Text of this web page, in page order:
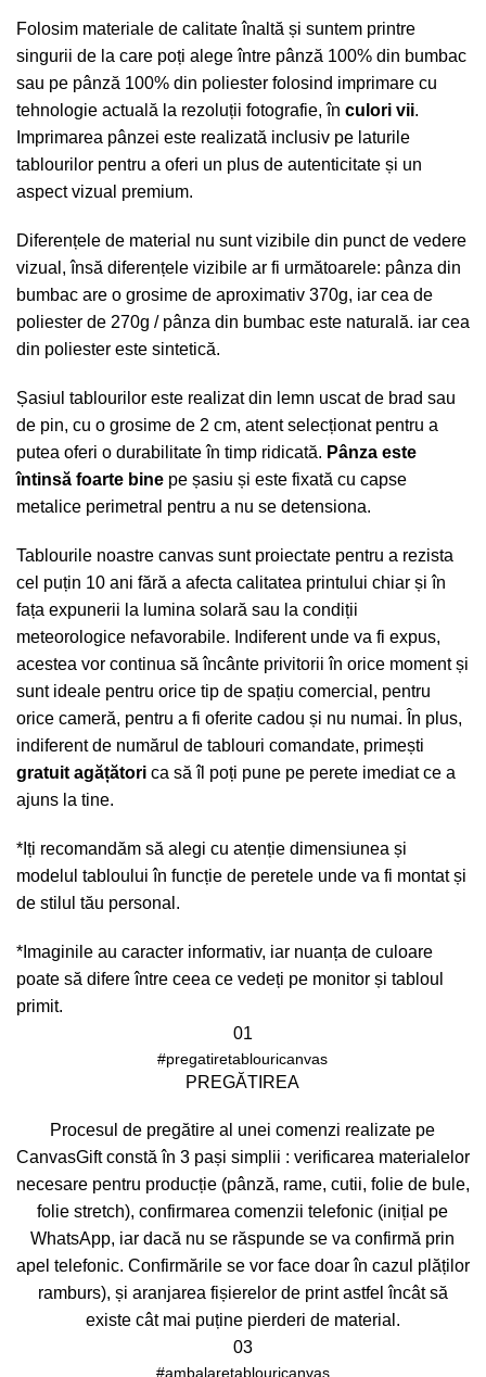
Folosim materiale de calitate înaltă și suntem printre
singurii de la care poți alege între pânză 100% din bumbac
sau pe pânză 100% din poliester folosind imprimare cu
tehnologie actuală la rezoluții fotografie, în culori vii.
Imprimarea pânzei este realizată inclusiv pe laturile
tablourilor pentru a oferi un plus de autenticitate și un
aspect vizual premium.
Diferențele de material nu sunt vizibile din punct de vedere
vizual, însă diferențele vizibile ar fi următoarele: pânza din
bumbac are o grosime de aproximativ 370g, iar cea de
poliester de 270g / pânza din bumbac este naturală. iar cea
din poliester este sintetică.
Șasiul tablourilor este realizat din lemn uscat de brad sau
de pin, cu o grosime de 2 cm, atent selecționat pentru a
putea oferi o durabilitate în timp ridicată. Pânza este
întinsă foarte bine pe șasiu și este fixată cu capse
metalice perimetral pentru a nu se detensiona.
Tablourile noastre canvas sunt proiectate pentru a rezista
cel puțin 10 ani fără a afecta calitatea printului chiar și în
fața expunerii la lumina solară sau la condiții
meteorologice nefavorabile. Indiferent unde va fi expus,
acestea vor continua să încânte privitorii în orice moment și
sunt ideale pentru orice tip de spațiu comercial, pentru
orice cameră, pentru a fi oferite cadou și nu numai. În plus,
indiferent de numărul de tablouri comandate, primești
gratuit agățători ca să îl poți pune pe perete imediat ce a
ajuns la tine.
*Iți recomandăm să alegi cu atenție dimensiunea și
modelul tabloului în funcție de peretele unde va fi montat și
de stilul tău personal.
*Imaginile au caracter informativ, iar nuanța de culoare
poate să difere între ceea ce vedeți pe monitor și tabloul
primit.
01
#pregatiretablouricanvas
PREGĂTIREA
Procesul de pregătire al unei comenzi realizate pe
CanvasGift constă în 3 pași simplii : verificarea materialelor
necesare pentru producție (pânză, rame, cutii, folie de bule,
folie stretch), confirmarea comenzii telefonic (inițial pe
WhatsApp, iar dacă nu se răspunde se va confirmă prin
apel telefonic. Confirmările se vor face doar în cazul plăților
ramburs), și aranjarea fișierelor de print astfel încât să
existe cât mai puține pierderi de material.
03
#ambalaretablouricanvas